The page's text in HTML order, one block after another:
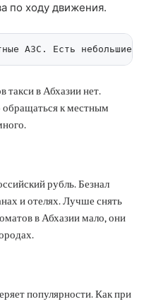
по ходу движения.
АЗС. Есть
такси в Абхазии нет.
обращаться к местным
рубль. Безнал
и отелях. Лучше снять
в Абхазии мало, они
популярности. Как при